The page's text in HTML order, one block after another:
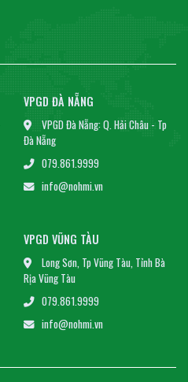
VPGD ĐÀ NẴNG
VPGD Đà Nẵng: Q. Hải Châu - Tp
Đà Nẵng
079.861.9999
info@nohmi.vn
VPGD VŨNG TÀU
Long Sơn, Tp Vũng Tàu, Tỉnh Bà
Rịa Vũng Tàu
079.861.9999
info@nohmi.vn